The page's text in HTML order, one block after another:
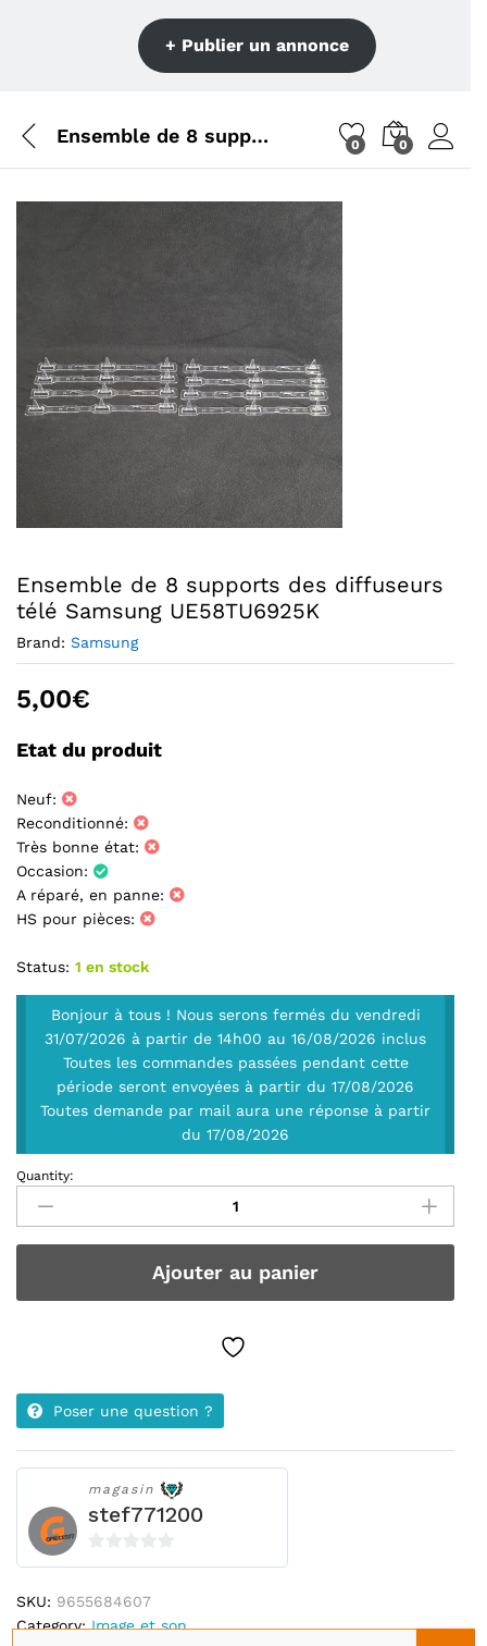
+ Publier un annonce
Ensemble de 8 supports des diffuseurs télé Samsung UE58TU6925K 0 0
Ensemble de 8 supports des diffuseurs
télé Samsung UE58TU6925K
Brand: Samsung
5,00€
Etat du produit
Neuf:
Reconditionné:
Très bonne état:
Occasion:
A réparé, en panne:
HS pour pièces:
Status: 1 en stock
Bonjour à tous ! Nous serons fermés du vendredi
31/07/2026 à partir de 14h00 au 16/08/2026 inclus
Toutes les commandes passées pendant cette
période seront envoyées à partir du 17/08/2026
Toutes demande par mail aura une réponse à partir
du 17/08/2026
Ensemble
8
supports
diffuseurs
quantity
Quantity:
Ajouter au panier
Poser une question ?
magasin
stef771200
0
u
r
SKU: 9655684607
Category:Image et son